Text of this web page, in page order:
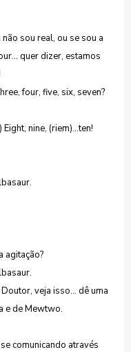
sou real, ou se sou a
quer dizer, estamos
four, five, six, seven?
nine, (riem)...ten!
agitação?
veja isso... dê uma
e de Mewtwo.
comunicando através